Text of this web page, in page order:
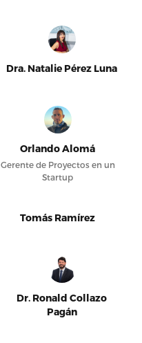
Dra. Natalie Pérez Luna
Orlando Alomá
Gerente de Proyectos en un
Startup
Tomás Ramírez
Dr. Ronald Collazo
Pagán